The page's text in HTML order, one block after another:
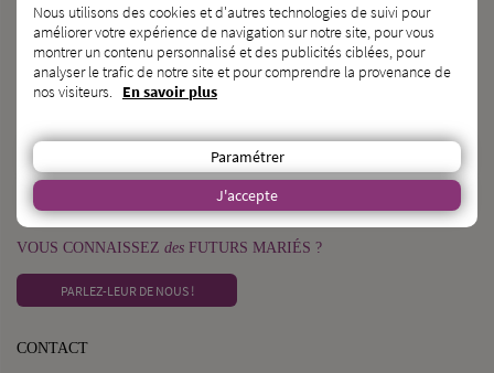
BESOINd’uneCAGNOTTE GÉNÉRALISTE ?
DÉCOUVRIR KAGNOTTE.COM
PROFESSIONNEL
INSCRIVEZ-VOUS SUR L’ANNUAIRE
VOUS CONNAISSEZ des FUTURS MARIÉS ?
PARLEZ-LEUR DE NOUS !
CONTACT
Nous utilisons des cookies et d'autres technologies de suivi pour
améliorer votre expérience de navigation sur notre site, pour vous
montrer un contenu personnalisé et des publicités ciblées, pour
analyser le trafic de notre site et pour comprendre la provenance de
nos visiteurs. En savoir plus
Paramétrer
J'accepte